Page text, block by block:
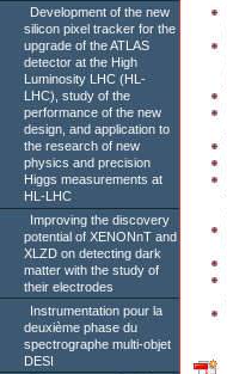
Development of the new
silicon pixel tracker for the
upgrade of the ATLAS
detector at the High
Luminosity LHC (HL-
LHC), study of the
performance of the new
design, and application to
the research of new
physics and precision
Higgs measurements at
HL-LHC
Improving the discovery
potential of XENONnT and
XLZD on detecting dark
matter with the study of
their electrodes
Instrumentation pour la
deuxième phase du
spectrographe multi-objet
DESI